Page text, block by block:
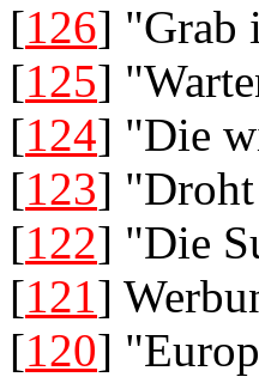
[126] "Grab
[125]
[124] "Die
[123] "Droht
[122] "Die
[121]
[120]